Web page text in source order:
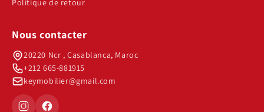
Politique de retour
Nous contacter
20220 Ncr , Casablanca, Maroc
+212 665-881915
keymobilier@gmail.com